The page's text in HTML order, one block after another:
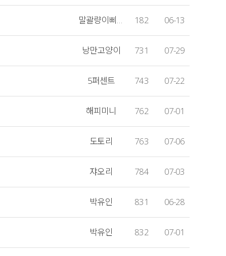
182 06-13
낭만고양이 731 07-29
5퍼센트 743 07-22
해피미니 762 07-01
도토리 763 07-06
쟈오리 784 07-03
박유인 831 06-28
박유인 832 07-01